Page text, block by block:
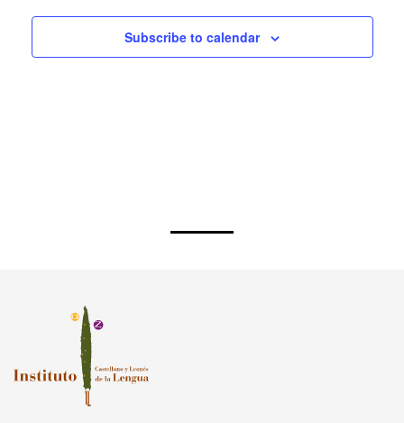
Subscribe to calendar